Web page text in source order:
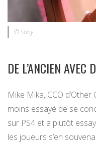
© Sony
DE L’ANCIEN AVEC
Mike Mika, CCO
moins essayé de se
sur PS4 et a plutôt
les joueurs s’en